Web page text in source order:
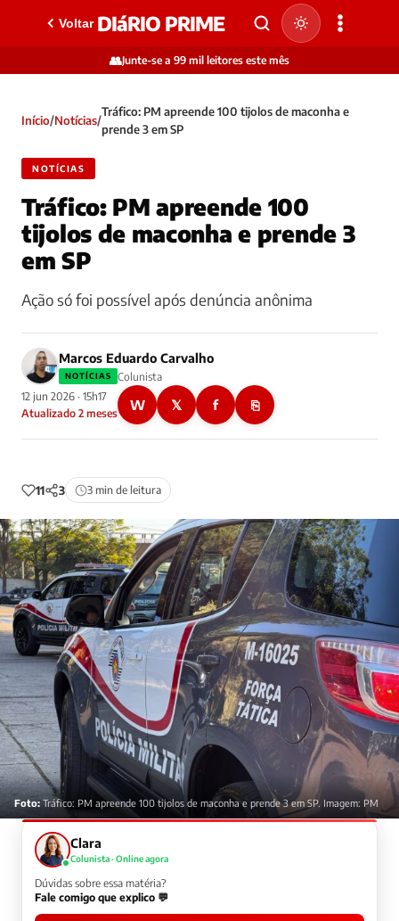
Voltar DIáRIO PRIME
👥Junte-se a 99 mil leitores este mês
Início/Notícias/
Tráfico: PM apreende 100 tijolos de maconha e
prende 3 em SP
NOTÍCIAS
Tráfico: PM apreende 100
tijolos de maconha e prende 3
em SP
Ação só foi possível após denúncia anônima
Marcos Eduardo Carvalho
NOTÍCIAS
Colunista
12 jun 2026 · 15h17
Atualizado 2 meses
W 𝕏 f ⎘
11 3 3 min de leitura
Foto:Tráfico: PM apreende 100 tijolos de maconha e prende 3 em SP. Imagem: PM
Clara
Colunista · Online agora
Dúvidas sobre essa matéria?
Fale comigo que explico 💬